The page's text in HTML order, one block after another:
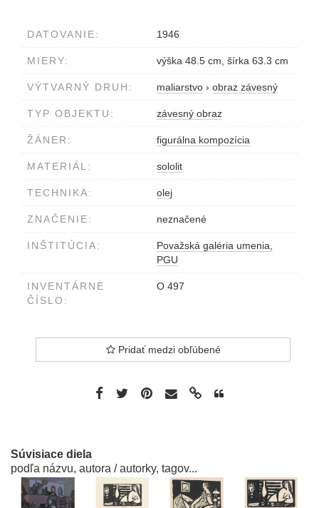
DATOVANIE: 1946
MIERY: výška 48.5 cm, šírka 63.3 cm
VÝTVARNÝ DRUH: maliarstvo › obraz závesný
TYP OBJEKTU: závesný obraz
ŽÁNER: figurálna kompozícia
MATERIÁL: sololit
TECHNIKA: olej
ZNAČENIE: neznačené
INŠTITÚCIA:
Považská galéria umenia,
PGU
INVENTÁRNE
ČÍSLO:
O 497
Pridať medzi obľúbené
Súvisiace diela
podľa názvu, autora / autorky, tagov...